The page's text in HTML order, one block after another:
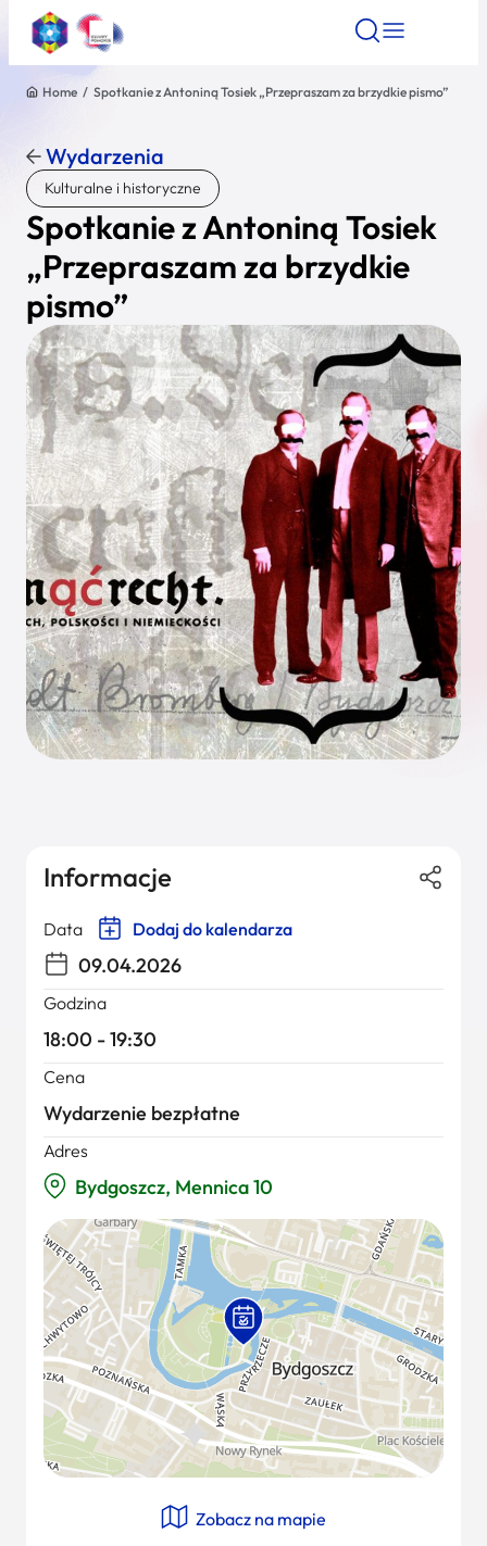
Znajdź atrakcję
Nazwa atrakcji
Miasto
Kategoria
Wyszukaj
Home / Spotkanie z Antoniną Tosiek „Przepraszam za brzydkie pismo”
Wydarzenia
Kulturalne i historyczne
Spotkanie z Antoniną Tosiek
„Przepraszam za brzydkie
pismo”
Informacje
Data Dodaj do kalendarza
09.04.2026
Godzina
18:00 - 19:30
Cena
Wydarzenie bezpłatne
Adres
Bydgoszcz, Mennica 10
Zobacz na mapie